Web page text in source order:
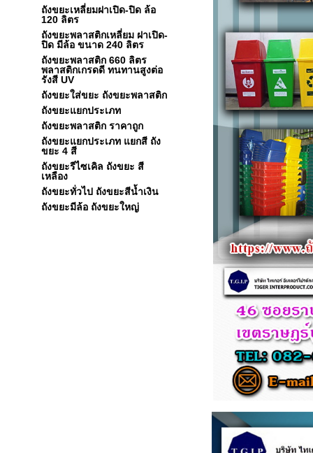
ถังขยะเหลี่ยมฝาเปิด-ปิด ล้อ
120 ลิตร
ถังขยะพลาสติกเหลี่ยม ฝาเปิด-
ปิด มีล้อ ขนาด 240 ลิตร
ถังขยะพลาสติก 660 ลิตร
พลาสติกเกรดดี ทนทานสูงต่อ
รังสี UV
ถังขยะใส่ขยะ ถังขยะพลาสติก
ถังขยะแยกประเภท
ถังขยะพลาสติก ราคาถูก
ถังขยะแยกประเภท แยกสี ถัง
ขยะ 4 สี
ถังขยะรีไซเคิล ถังขยะ สี
เหลือง
ถังขยะทั่วไป ถังขยะสีน้ำเงิน
ถังขยะมีล้อ ถังขยะใหญ่